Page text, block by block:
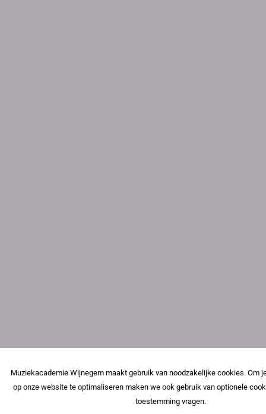
Muziekacademie Wijnegem maakt gebruik van noodzakelijke cookies. Om
op onze website te optimaliseren maken we ook gebruik van optionele
toestemming vragen.